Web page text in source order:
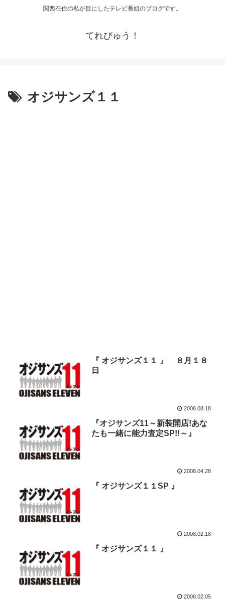
関西在住の私が目にしたテレビ番組のブログです。
てれびゅう！
オジサンズ１１
『 オジサンズ１１ 』 ８月１８
日
2008.08.18
『オジサンズ11～新装開店!あな
たも一緒に能力査定SP!!～』
2008.04.28
『 オジサンズ１１SP 』
2008.02.18
『 オジサンズ１１ 』
2008.02.05